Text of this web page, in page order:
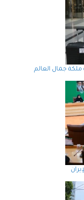
ملكة جمال العالم